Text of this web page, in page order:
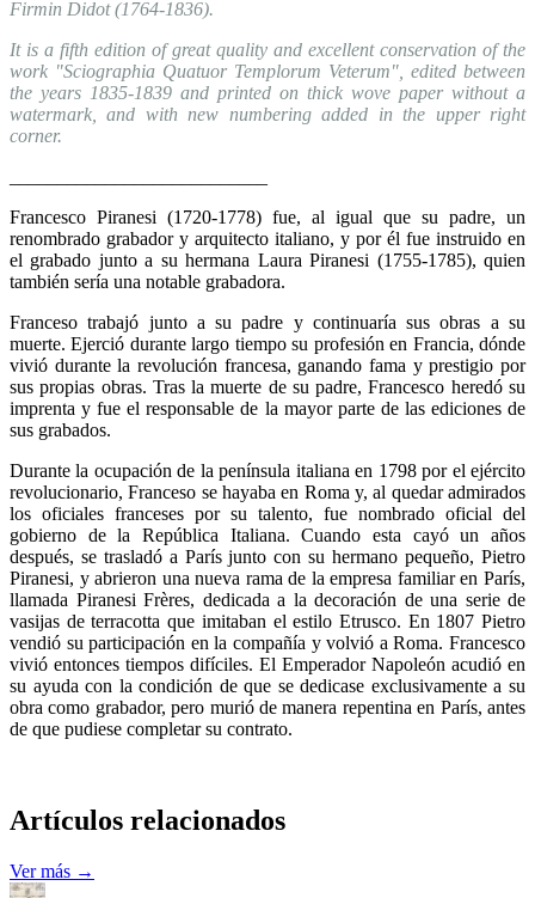
Firmin Didot (1764-1836).
It is a fifth edition of great quality and excellent conservation of the
work "Sciographia Quatuor Templorum Veterum", edited between
the years 1835-1839 and printed on thick wove paper without a
watermark, and with new numbering added in the upper right
corner.
Francesco Piranesi (1720-1778) fue, al igual que su padre, un
renombrado grabador y arquitecto italiano, y por él fue instruido en
el grabado junto a su hermana Laura Piranesi (1755-1785), quien
también sería una notable grabadora.
Franceso trabajó junto a su padre y continuaría sus obras a su
muerte. Ejerció durante largo tiempo su profesión en Francia, dónde
vivió durante la revolución francesa, ganando fama y prestigio por
sus propias obras. Tras la muerte de su padre, Francesco heredó su
imprenta y fue el responsable de la mayor parte de las ediciones de
sus grabados.
Durante la ocupación de la península italiana en 1798 por el ejército
revolucionario, Franceso se hayaba en Roma y, al quedar admirados
los oficiales franceses por su talento, fue nombrado oficial del
gobierno de la República Italiana. Cuando esta cayó un años
después, se trasladó a París junto con su hermano pequeño, Pietro
Piranesi, y abrieron una nueva rama de la empresa familiar en París,
llamada Piranesi Frères, dedicada a la decoración de una serie de
vasijas de terracotta que imitaban el estilo Etrusco. En 1807 Pietro
vendió su participación en la compañía y volvió a Roma. Francesco
vivió entonces tiempos difíciles. El Emperador Napoleón acudió en
su ayuda con la condición de que se dedicase exclusivamente a su
obra como grabador, pero murió de manera repentina en París, antes
de que pudiese completar su contrato.
Artículos relacionados
Ver más →